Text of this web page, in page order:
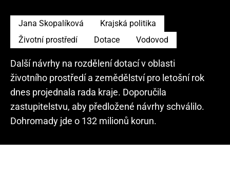
Jana Skopalíková
Krajská politika
Životní prostředí
Dotace Vodovod
Další návrhy na rozdělení dotací v oblasti
životního prostředí a zemědělství pro letošní rok
dnes projednala rada kraje. Doporučila
zastupitelstvu, aby předložené návrhy schválilo.
Dohromady jde o 132 milionů korun.